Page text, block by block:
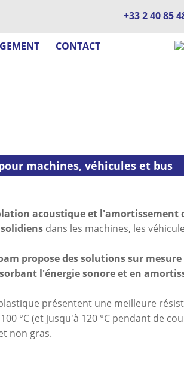
+33 2 40 85
CONTACT
machines, véhicules et bus
acoustique et l'amortissement
dans les machines, les
propose des solutions sur mesure
l'énergie sonore et en
présentent une meilleure
°C (et jusqu'à 120 °C pendant de
non gras.